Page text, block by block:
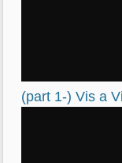
(part 1-) Vis a